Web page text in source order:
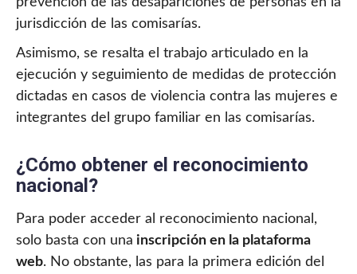
jurisdicción de las comisarías.
Asimismo, se resalta el trabajo articulado en la
ejecución y seguimiento de medidas de protección
dictadas en casos de violencia contra las mujeres e
integrantes del grupo familiar en las comisarías.
¿Cómo obtener el reconocimiento
nacional?
Para poder acceder al reconocimiento nacional,
solo basta con una inscripción en la plataforma
web. No obstante, las para la primera edición del